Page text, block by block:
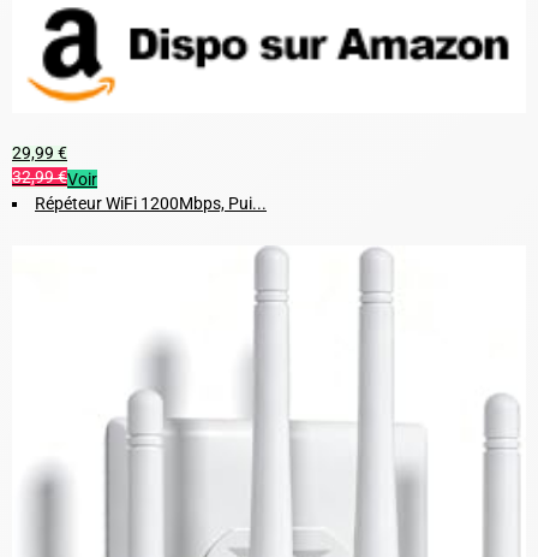
29,99 €
32,99 €Voir
Répéteur WiFi 1200Mbps, Pui...